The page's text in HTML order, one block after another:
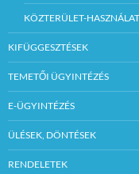
KÖZTERÜLET-HASZNÁLAT
KIFÜGGESZTÉSEK
TEMETŐI ÜGYINTÉZÉS
E-ÜGYINTÉZÉS
ÜLÉSEK, DÖNTÉSEK
RENDELETEK